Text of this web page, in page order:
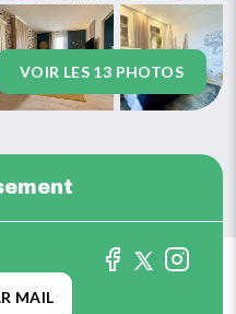
VOIR LES 13 PHOTOS
MAIL